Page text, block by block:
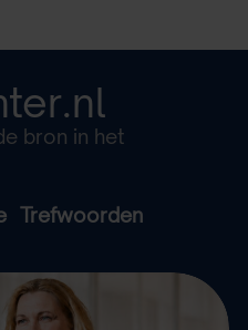
bron in het
Trefwoorden